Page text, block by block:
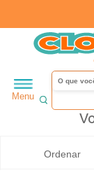
Menu
Feminino
Ordenar